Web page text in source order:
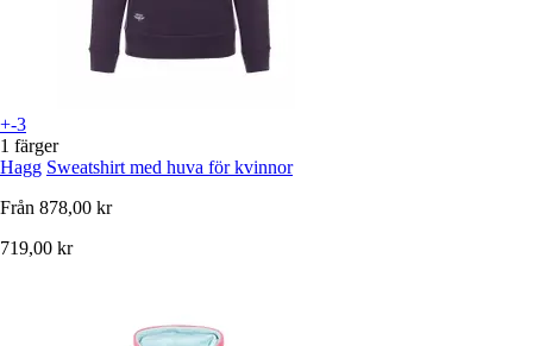
+-3
1 färger
Hagg Sweatshirt med huva för kvinnor
Från 878,00 kr
719,00 kr